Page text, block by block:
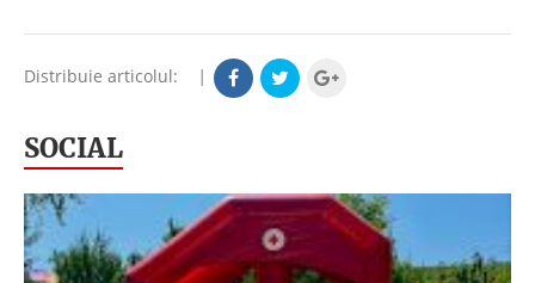
Distribuie articolul: |
SOCIAL